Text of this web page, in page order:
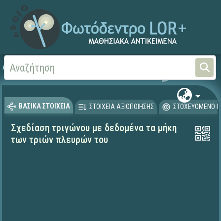
Αρχική
ΒΑΣΙΚΑ ΣΤΟΙΧΕΙΑ ΣΤΟΙΧΕΙΑ ΑΞΙΟΠΟΙΗΣΗΣ ΣΤΟΧΕΥΟΜΕΝΟ
Σχεδίαση τριγώνου με δεδομένα τα μήκη
των τριών πλευρών του